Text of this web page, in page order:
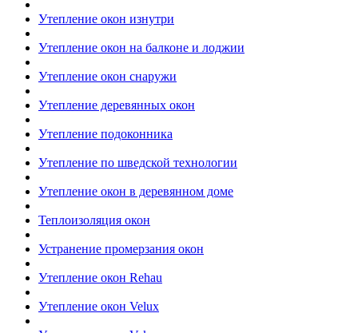
Утепление окон изнутри
Утепление окон на балконе и лоджии
Утепление окон снаружи
Утепление деревянных окон
Утепление подоконника
Утепление по шведской технологии
Утепление окон в деревянном доме
Теплоизоляция окон
Устранение промерзания окон
Утепление окон Rehau
Утепление окон Velux